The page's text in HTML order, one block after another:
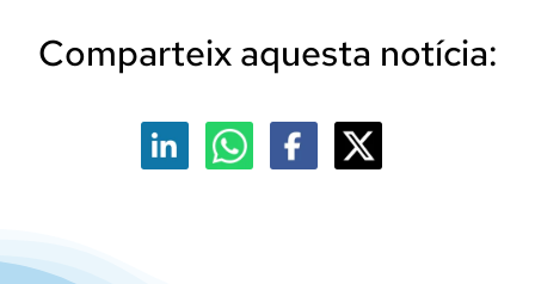
Comparteix aquesta notícia: